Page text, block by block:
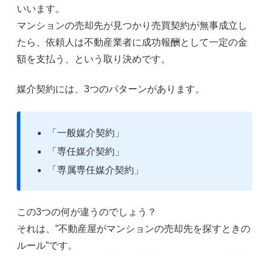
いいます。
マンションの売却先が見つかり売買契約が無事成立し
たら、依頼人は不動産業者に成功報酬として一定の金
額を支払う、という取り決めです。
媒介契約には、3つのパターンがあります。
「一般媒介契約」
「専任媒介契約」
「専属専任媒介契約」
この3つの何が違うのでしょう？
それは、”不動産屋がマンションの売却先を探すときの
ルール”です。